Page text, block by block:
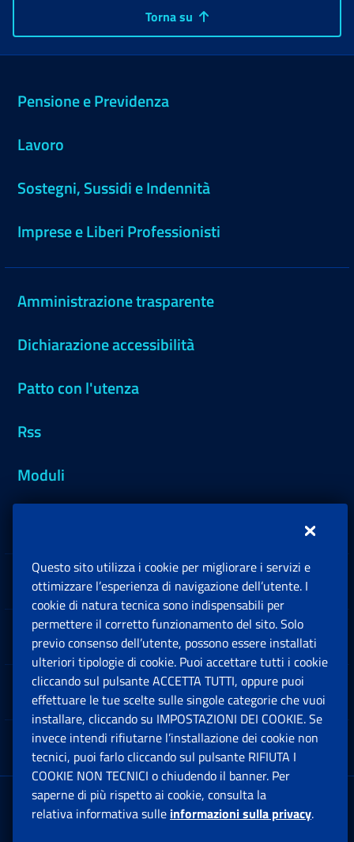
Torna su
Pensione e Previdenza
Lavoro
Sostegni, Sussidi e Indennità
Imprese e Liberi Professionisti
Amministrazione trasparente
Dichiarazione accessibilità
Patto con l'utenza
Rss
Moduli
Sedi e Contatti
Software
Note Legali
App mobile
Sede Legale : Via Ciro il Grande, 21
00144 Roma
Questo sito utilizza i cookie per migliorare i servizi e
ottimizzare l’esperienza di navigazione dell’utente. I
cookie di natura tecnica sono indispensabili per
permettere il corretto funzionamento del sito. Solo
previo consenso dell’utente, possono essere installati
ulteriori tipologie di cookie. Puoi accettare tutti i cookie
cliccando sul pulsante ACCETTA TUTTI, oppure puoi
effettuare le tue scelte sulle singole categorie che vuoi
installare, cliccando su IMPOSTAZIONI DEI COOKIE. Se
invece intendi rifiutarne l’installazione dei cookie non
tecnici, puoi farlo cliccando sul pulsante RIFIUTA I
COOKIE NON TECNICI o chiudendo il banner. Per
saperne di più rispetto ai cookie, consulta la
relativa informativa sulle informazioni sulla privacy.